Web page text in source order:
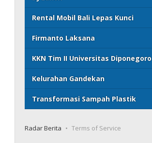
Rental Mobil Bali Lepas Kunci
Firmanto Laksana
KKN Tim II Universitas Diponegoro
Kelurahan Gandekan
Transformasi Sampah Plastik
Radar Berita Terms of Service